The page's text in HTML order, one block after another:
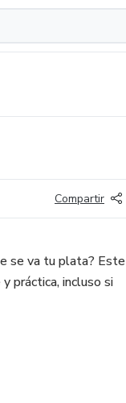
Compartir
se va tu plata? Este
práctica, incluso si